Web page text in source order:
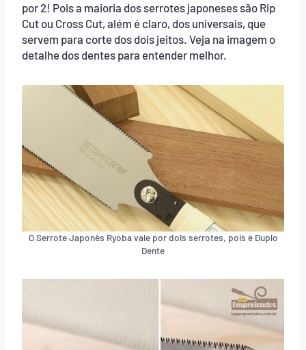
por 2! Pois a maioria dos serrotes japoneses são Rip
Cut ou Cross Cut, além é claro, dos universais, que
servem para corte dos dois jeitos. Veja na imagem o
detalhe dos dentes para entender melhor.
O Serrote Japonês Ryoba vale por dois serrotes, pois é Duplo
Dente